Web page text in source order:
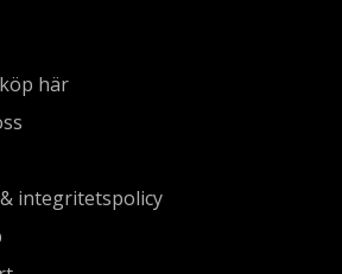
här
integritetspolicy